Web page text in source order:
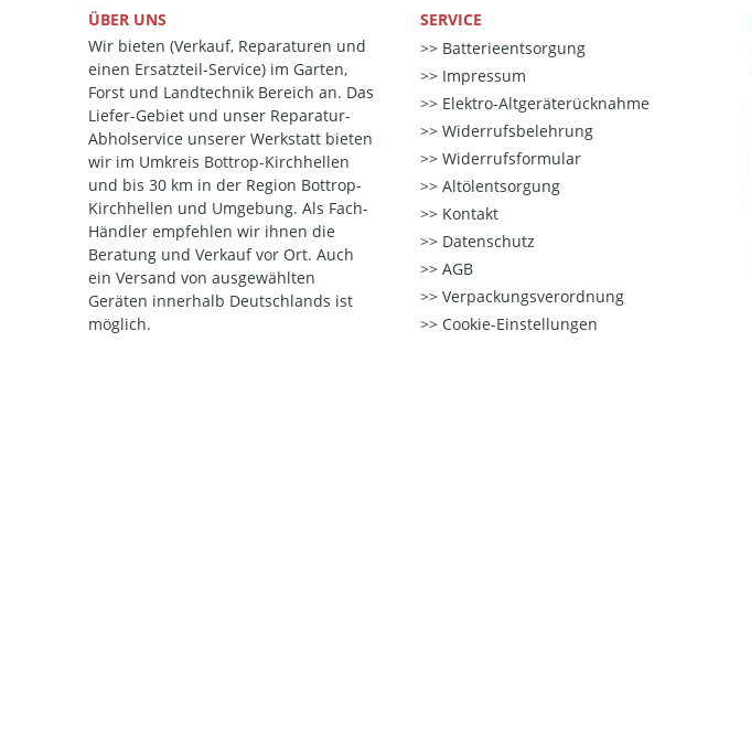
ÜBER UNS
Wir bieten (Verkauf, Reparaturen und
einen Ersatzteil-Service) im Garten,
Forst und Landtechnik Bereich an. Das
Liefer-Gebiet und unser Reparatur-
Abholservice unserer Werkstatt bieten
wir im Umkreis Bottrop-Kirchhellen
und bis 30 km in der Region Bottrop-
Kirchhellen und Umgebung. Als Fach-
Händler empfehlen wir ihnen die
Beratung und Verkauf vor Ort. Auch
ein Versand von ausgewählten
Geräten innerhalb Deutschlands ist
möglich.
SERVICE
Batterieentsorgung
Impressum
Elektro-Altgeräterücknahme
Widerrufsbelehrung
Widerrufsformular
Altölentsorgung
Kontakt
Datenschutz
AGB
Verpackungsverordnung
Cookie-Einstellungen